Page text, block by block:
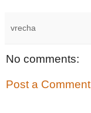
vrecha
No comments:
Post a Comment